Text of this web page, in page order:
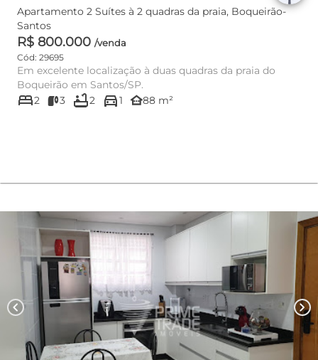
Apartamento 2 Suítes à 2 quadras da praia, Boqueirão-
Santos
R$ 800.000 /venda
Cód: 29695
Em excelente localização à duas quadras da praia do
Boqueirão em Santos/SP.
bed2 3 bathtub2 directions_car1 other_houses88 m²
chevron_left chevron_right